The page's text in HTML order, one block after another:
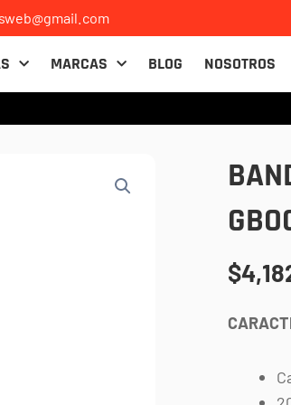
MARCAS BLOG NOSOTROS
$